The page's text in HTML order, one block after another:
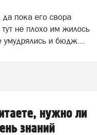
да пока его свора
не плохо им жилось
умудрялись и бюдж...
нужно ли
знаний